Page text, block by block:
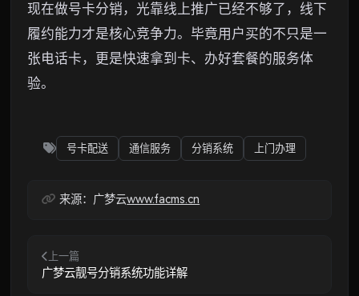
现在做号卡分销，光靠线上推广已经不够了，线下
履约能力才是核心竞争力。毕竟用户买的不只是一
张电话卡，更是快速拿到卡、办好套餐的服务体
验。
号卡配送 通信服务 分销系统 上门办理
来源：广梦云www.facms.cn
上一篇
广梦云靓号分销系统功能详解